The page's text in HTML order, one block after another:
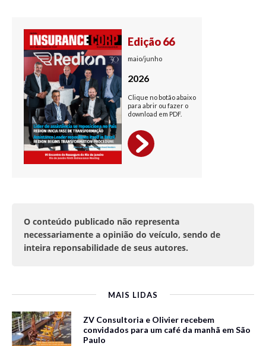
O conteúdo publicado não representa
necessariamente a opinião do veículo, sendo de
inteira reponsabilidade de seus autores.
MAIS LIDAS
ZV Consultoria e Olivier recebem
convidados para um café da manhã em São
Paulo